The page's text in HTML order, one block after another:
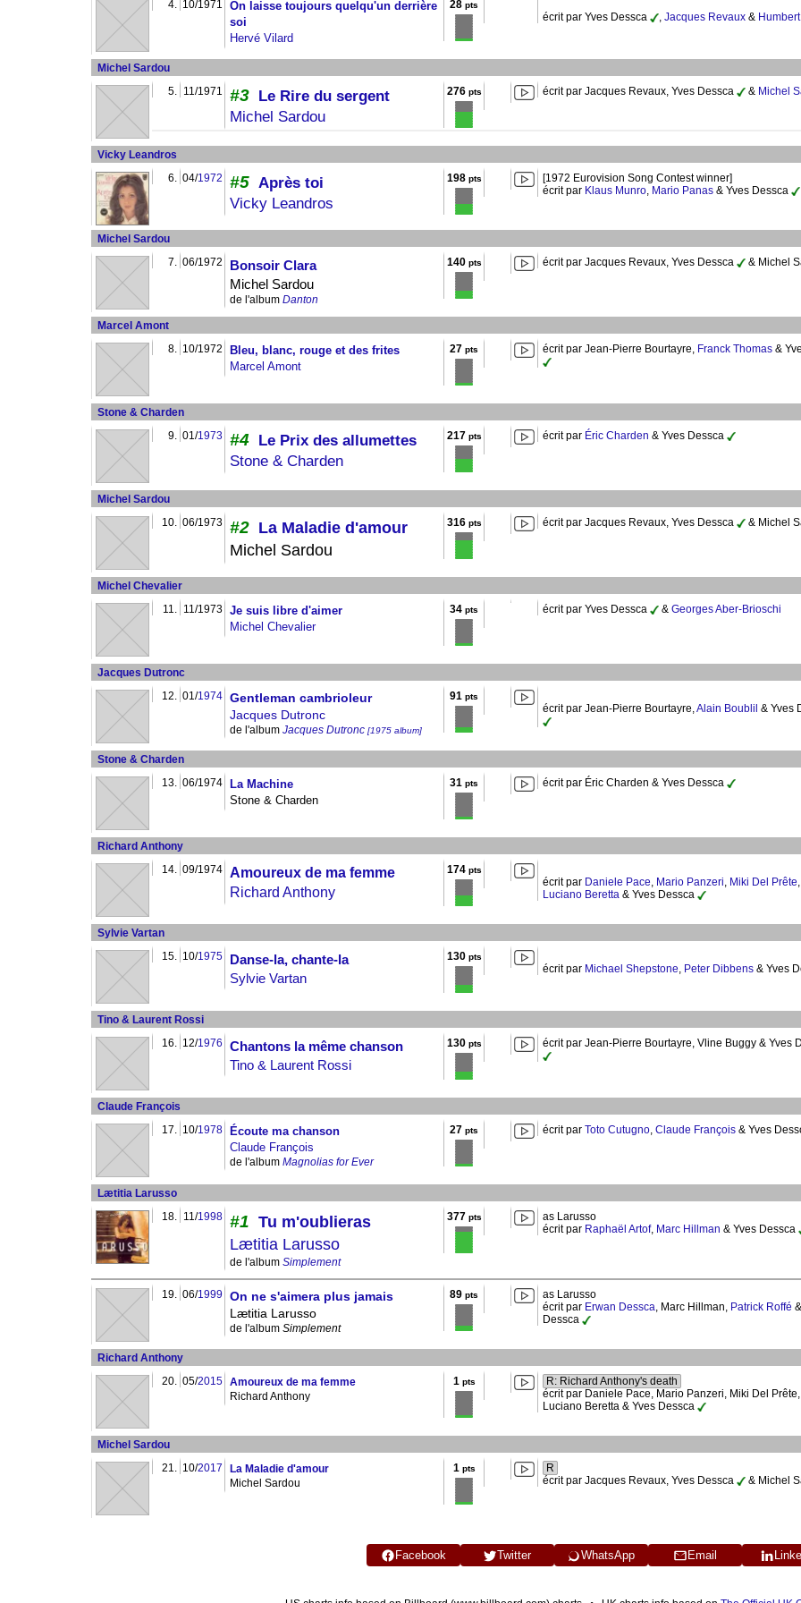
4. 10/1971
On laisse toujours quelqu'un derrière
soi
Hervé Vilard
28 pts
écrit par Yves Dessca , Jacques Revaux &
Michel Sardou
5. 11/1971 #3 Le Rire du sergent
Michel Sardou
276pts écrit par Jacques Revaux, Yves Dessca & Michel
Vicky Leandros
6. 04/1972 #5 Après toi
Vicky Leandros
198pts
[1972 Eurovision Song Contest winner]
écrit par Klaus Munro, Mario Panas & Yves Dessca
Michel Sardou
7. 06/1972
Bonsoir Clara
Michel Sardou
de l'album Danton
140pts écrit par Jacques Revaux, Yves Dessca & Michel
Marcel Amont
8. 10/1972
Bleu, blanc, rouge et des frites
Marcel Amont
27 pts écrit par Jean-Pierre Bourtayre, Franck Thomas &
Stone & Charden
9. 01/1973 #4 Le Prix des allumettes
Stone & Charden
217 pts écrit par Éric Charden & Yves Dessca
Michel Sardou
10. 06/1973 #2 La Maladie d'amour
Michel Sardou
316pts écrit par Jacques Revaux, Yves Dessca & Michel
Michel Chevalier
11. 11/1973
Je suis libre d'aimer
Michel Chevalier
34 pts écrit par Yves Dessca & Georges Aber-Brioschi
Jacques Dutronc
12. 01/1974 Gentleman cambrioleur
Jacques Dutronc
de l'album Jacques Dutronc [1975 album]
91 pts
écrit par Jean-Pierre Bourtayre,Alain Boublil & Yves
Stone & Charden
13. 06/1974
La Machine
Stone & Charden
31 pts écrit par Éric Charden & Yves Dessca
Richard Anthony
14. 09/1974 Amoureux de ma femme
Richard Anthony
174pts
écrit par Daniele Pace, Mario Panzeri, Miki Del Prête,
Luciano Beretta & Yves Dessca
Sylvie Vartan
15. 10/1975
Danse-la, chante-la
Sylvie Vartan
130pts
écrit par Michael Shepstone, Peter Dibbens & Yves
Tino & Laurent Rossi
16. 12/1976
Chantons la même chanson
Tino & Laurent Rossi
130pts écrit par Jean-Pierre Bourtayre, Vline Buggy & Yves
Claude François
17. 10/1978
Écoute ma chanson
Claude François
de l'album Magnolias for Ever
27 pts écrit par Toto Cutugno, Claude François & Yves
Lætitia Larusso
18. 11/1998 #1 Tu m'oublieras
Lætitia Larusso
de l'album Simplement
377 pts
as Larusso
écrit par Raphaël Artof, Marc Hillman & Yves Dessca
19. 06/1999
On ne s'aimera plus jamais
Lætitia Larusso
de l'album Simplement
89 pts
as Larusso
écrit par Erwan Dessca, Marc Hillman, Patrick Roffé
Dessca
Richard Anthony
20. 05/2015 Amoureux de ma femme
Richard Anthony
1 pts
R: Richard Anthony's death
écrit par Daniele Pace, Mario Panzeri, Miki Del Prête,
Luciano Beretta & Yves Dessca
Michel Sardou
21. 10/2017
La Maladie d'amour
Michel Sardou
1 pts
R
écrit par Jacques Revaux, Yves Dessca
& Michel
Facebook Twitter WhatsApp Email